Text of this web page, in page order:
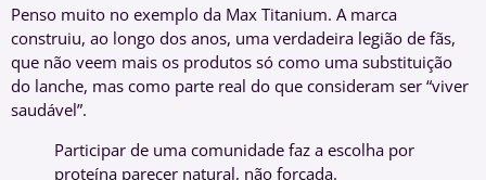
Penso muito no exemplo da Max Titanium. A marca
construiu, ao longo dos anos, uma verdadeira legião de fãs,
que não veem mais os produtos só como uma substituição
do lanche, mas como parte real do que consideram ser “viver
saudável”.
Participar de uma comunidade faz a escolha por
proteína parecer natural, não forçada.